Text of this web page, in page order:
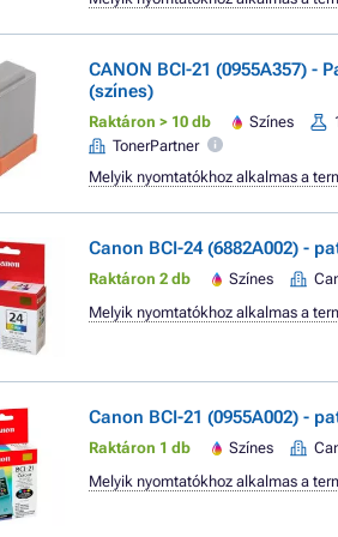
CANON BCI-21 (0955A357) -
(színes)
Raktáron > 10 db Színes
TonerPartner
Melyik nyomtatókhoz alkalmas a
Canon BCI-24 (6882A002) -
Raktáron 2 db Színes
Melyik nyomtatókhoz alkalmas a
Canon BCI-21 (0955A002) -
Raktáron 1 db Színes
Melyik nyomtatókhoz alkalmas a